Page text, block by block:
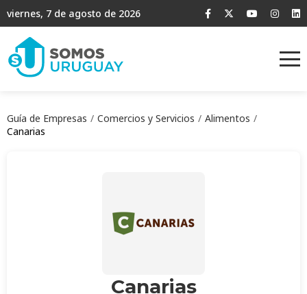
viernes, 7 de agosto de 2026
Guía de Empresas Comercios y Servicios
Alimentos
Canarias
Canarias